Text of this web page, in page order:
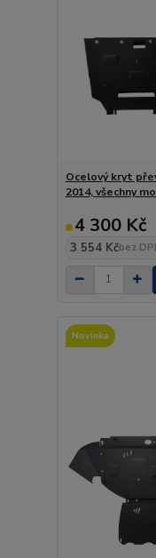
Ocelový kryt
2014, všechny
4 300 Kč
3 554 Kčbez
Novinka